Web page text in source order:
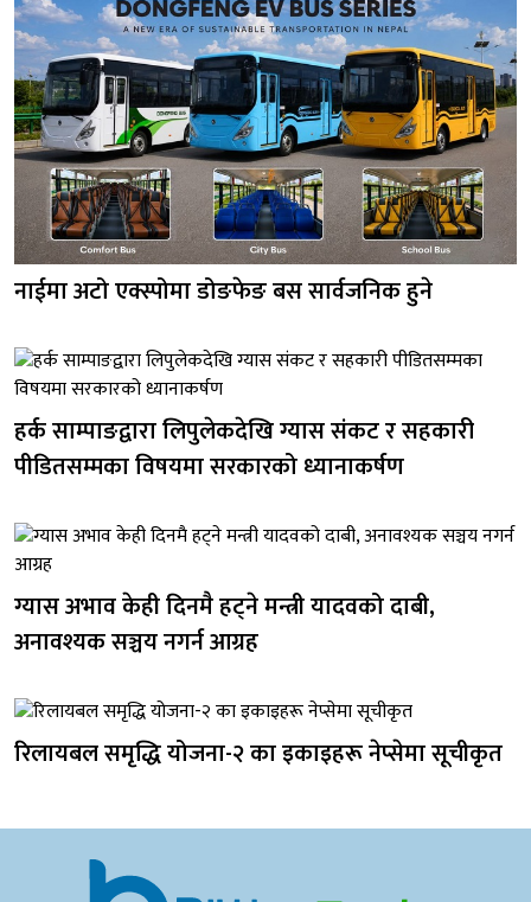
नाईमा अटो एक्स्पोमा डोङफेङ बस सार्वजनिक हुने
हर्क साम्पाङद्वारा लिपुलेकदेखि ग्यास संकट र सहकारी
पीडितसम्मका विषयमा सरकारको ध्यानाकर्षण
ग्यास अभाव केही दिनमै हट्ने मन्त्री यादवको दाबी,
अनावश्यक सञ्चय नगर्न आग्रह
रिलायबल समृद्धि योजना-२ का इकाइहरू नेप्सेमा सूचीकृत